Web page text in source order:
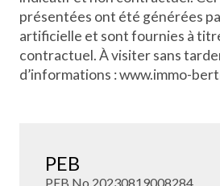
présentées ont été générées
artificielle et sont fournies à
contractuel. À visiter sans
d’informations : www.immo-
PEB
PEB No.20230819008284